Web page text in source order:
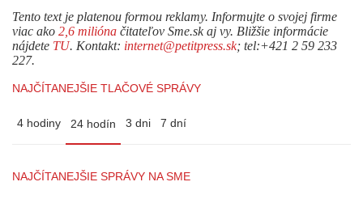
Tento text je platenou formou reklamy. Informujte o svojej firme
viac ako 2,6 milióna čitateľov Sme.sk aj vy. Bližšie informácie
nájdete TU. Kontakt: internet@petitpress.sk; tel:+421 2 59 233
227.
NAJČÍTANEJŠIE TLAČOVÉ SPRÁVY
4 hodiny 24 hodín 3 dni 7 dní
NAJČÍTANEJŠIE SPRÁVY NA SME